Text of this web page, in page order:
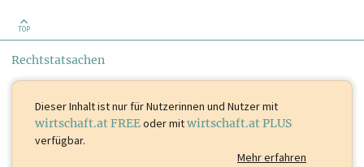
TOP
Rechtstatsachen
Dieser Inhalt istnur für Nutzerinnen und Nutzer mit
wirtschaft.at FREEoder mitwirtschaft.at PLUS
verfügbar.
Mehr erfahren